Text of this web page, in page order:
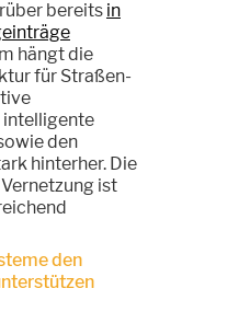
bereits in
hängt die
für Straßen-
intelligente
den
hinterher. Die
ist
den